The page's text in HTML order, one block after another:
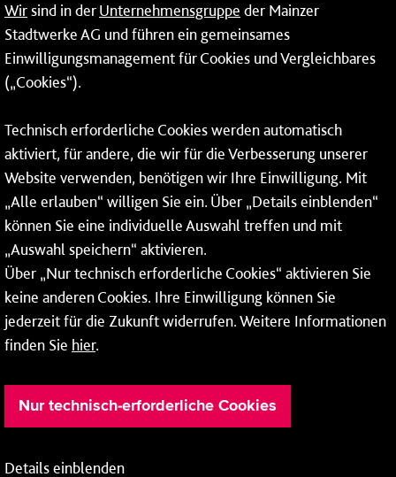
24-Stunden-Telefon*
06131 – 12 77 77
Fax: 06131 – 12 66 66
* Montags bis freitags bis 7 und ab 18 Uhr sowie an
Wochenenden und Feiertagen ganztags werden Ihre
Anrufe je nach Themenauswahl an ein Callcenter des
RMV oder von nextbike weitergeleitet. Dort erhalten Sie
ausschließlich Auskünfte zum Fahrplan bzw. zu
meinRad.
Wirsind in derUnternehmensgruppe der Mainzer
Stadtwerke AG und führen ein gemeinsames
Einwilligungsmanagement für Cookies und Vergleichbares
(„Cookies“).
Technisch erforderliche Cookies werden automatisch
aktiviert, für andere, die wir für die Verbesserung unserer
Website verwenden, benötigen wir Ihre Einwilligung. Mit
„Alle erlauben“ willigen Sie ein. Über „Details einblenden“
können Sie eine individuelle Auswahl treffen und mit
„Auswahl speichern“ aktivieren.
Über „Nur technisch erforderliche Cookies“ aktivieren Sie
keine anderen Cookies. Ihre Einwilligung können Sie
jederzeit für die Zukunft widerrufen. Weitere Informationen
finden Sie hier.
Nur technisch-erforderliche Cookies
Details einblenden